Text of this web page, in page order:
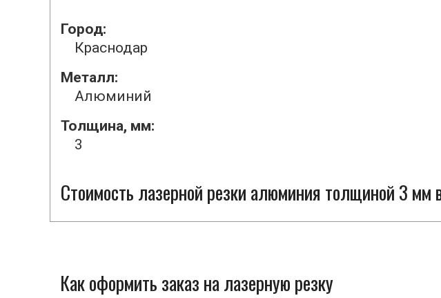
Город:
Краснодар
Металл:
Алюминий
Толщина, мм:
3
Стоимость лазерной резки алюминия толщиной 3 мм
Как оформить заказ на лазерную резку